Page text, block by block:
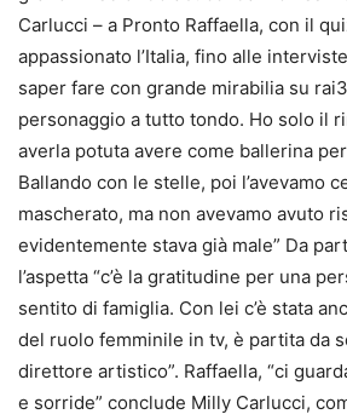
Carlucci – a Pronto Raffaella, con il
appassionato l’Italia, fino alle
saper fare con grande mirabilia su
personaggio a tutto tondo. Ho solo il
averla potuta avere come ballerina
Ballando con le stelle, poi l’avevamo
mascherato, ma non avevamo avuto
evidentemente stava già male” Da
l’aspetta “c’è la gratitudine per una
sentito di famiglia. Con lei c’è stata
del ruolo femminile in tv, è partita da
direttore artistico”. Raffaella, “ci
e sorride” conclude Milly Carlucci,